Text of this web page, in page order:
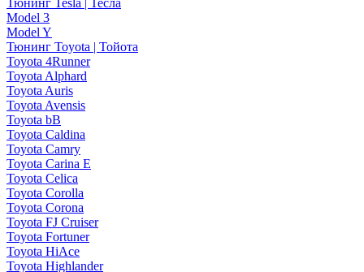
Тюнинг Tesla | Тесла
Model 3
Model Y
Тюнинг Toyota | Тойота
Toyota 4Runner
Toyota Alphard
Toyota Auris
Toyota Avensis
Toyota bB
Toyota Caldina
Toyota Camry
Toyota Carina E
Toyota Celica
Toyota Corolla
Toyota Corona
Toyota FJ Cruiser
Toyota Fortuner
Toyota HiAce
Toyota Highlander